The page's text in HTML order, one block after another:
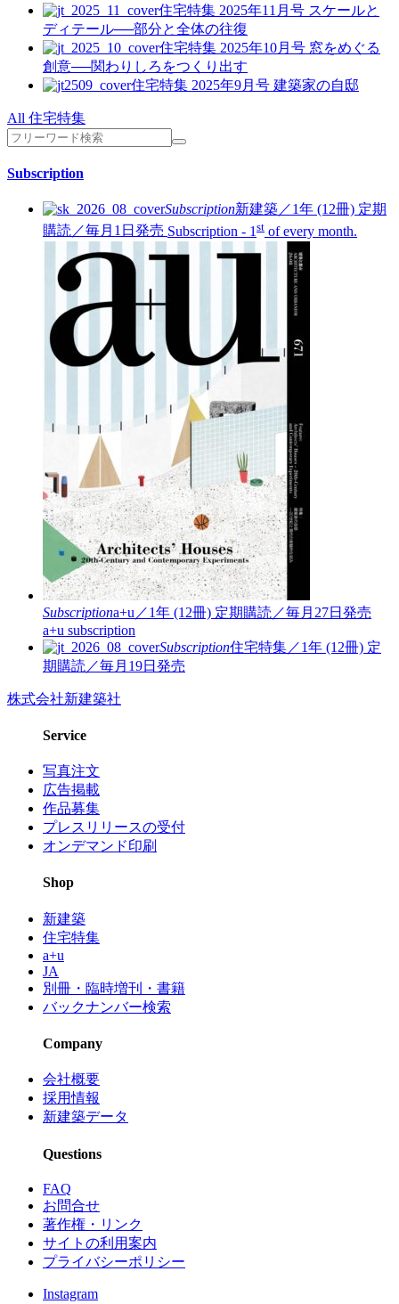
住宅特集 2025年11月号 スケールと
ディテール──部分と全体の往復
住宅特集 2025年10月号 窓をめぐる
創意──関わりしろをつくり出す
住宅特集 2025年9月号 建築家の自邸
All 住宅特集
Subscription
Subscription新建築／1年 (12冊) 定期
購読／毎月1日発売 Subscription - 1 st of every month.
Subscriptiona+u／1年 (12冊) 定期購読／毎月27日発売
a+u subscription
Subscription住宅特集／1年 (12冊) 定
期購読／毎月19日発売
株式会社新建築社
Service
写真注文
広告掲載
作品募集
プレスリリースの受付
オンデマンド印刷
Shop
新建築
住宅特集
a+u
JA
別冊・臨時増刊・書籍
バックナンバー検索
Company
会社概要
採用情報
新建築データ
Questions
FAQ
お問合せ
著作権・リンク
サイトの利用案内
プライバシーポリシー
Instagram